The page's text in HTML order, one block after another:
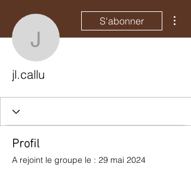
jl.callu
S'abonner
jl.callu
Profil
A rejoint le groupe le : 29 mai 2024